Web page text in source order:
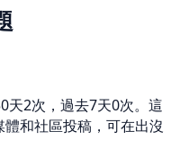
天2次，過去7天0次。這
和社區投稿，可在出沒